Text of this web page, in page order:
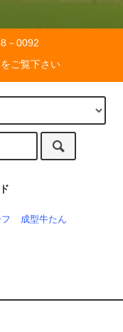
－0092
ご覧下さい
成型牛たん